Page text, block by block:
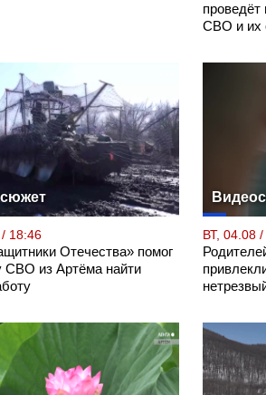
проведёт
СВО и их
18:46
Отечества» помог
СВО из Артёма найти
ВТ, 04.08